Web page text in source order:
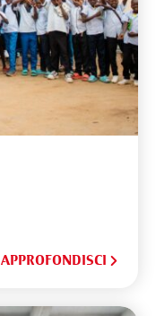
APPROFONDISCI